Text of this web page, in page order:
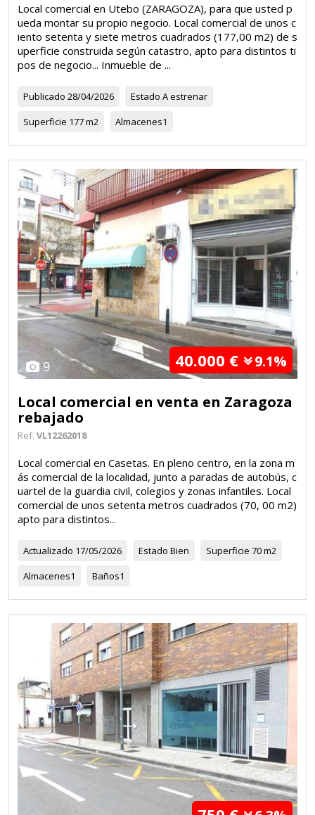
Local comercial en Utebo (ZARAGOZA), para que usted p
ueda montar su propio negocio. Local comercial de unos c
iento setenta y siete metros cuadrados (177,00 m2) de s
uperficie construida según catastro, apto para distintos ti
pos de negocio... Inmueble de ...
Publicado 28/04/2026 Estado A estrenar
Superficie 177 m2 Almacenes1
9 40.000 € 9.1%
Local comercial en venta en Zaragoza
rebajado
Ref. VL12262018
Local comercial en Casetas. En pleno centro, en la zona m
ás comercial de la localidad, junto a paradas de autobús, c
uartel de la guardia civil, colegios y zonas infantiles. Local
comercial de unos setenta metros cuadrados (70, 00 m2)
apto para distintos...
Actualizado 17/05/2026 Estado Bien Superficie 70 m2
Almacenes1 Baños1